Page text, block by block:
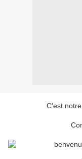
C'est